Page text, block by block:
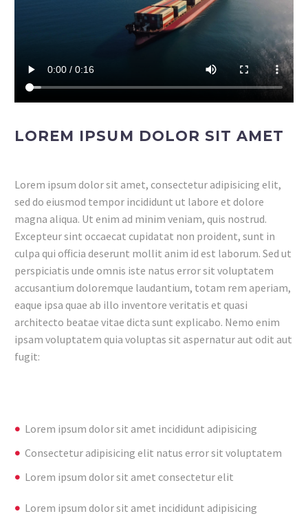
LOREM IPSUM DOLOR SIT AMET
Lorem ipsum dolor sit amet, consectetur adipisicing elit,
sed do eiusmod tempor incididunt ut labore et dolore
magna aliqua. Ut enim ad minim veniam, quis nostrud.
Excepteur sint occaecat cupidatat non proident, sunt in
culpa qui officia deserunt mollit anim id est laborum. Sed ut
perspiciatis unde omnis iste natus error sit voluptatem
accusantium doloremque laudantium, totam rem aperiam,
eaque ipsa quae ab illo inventore veritatis et quasi
architecto beatae vitae dicta sunt explicabo. Nemo enim
ipsam voluptatem quia voluptas sit aspernatur aut odit aut
fugit:
Lorem ipsum dolor sit amet incididunt adipisicing
Consectetur adipisicing elit natus error sit voluptatem
Lorem ipsum dolor sit amet consectetur elit
Lorem ipsum dolor sit amet incididunt adipisicing